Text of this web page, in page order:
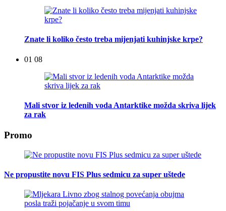
Znate li koliko često treba mijenjati kuhinjske krpe?
01 08
Mali stvor iz ledenih voda Antarktike možda skriva lijek
za rak
Promo
Ne propustite novu FIS Plus sedmicu za super uštede